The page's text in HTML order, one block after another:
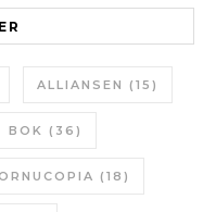
ALLIANSEN (15)
BOK (36)
(18)